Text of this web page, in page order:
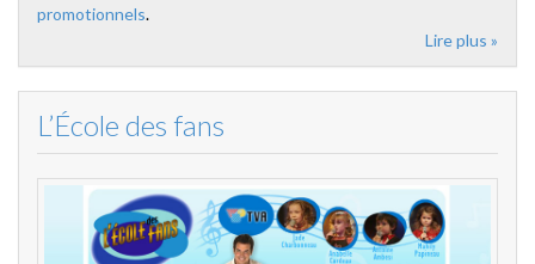
promotionnels.
Lire plus »
L’École des fans